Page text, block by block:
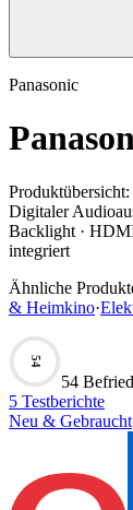
Panasonic
Produktübersicht:
Digitaler
Backlight ·
integriert
Ähnliche
& Heimkino·
54
54
5 Testberichte
Neu & Gebraucht